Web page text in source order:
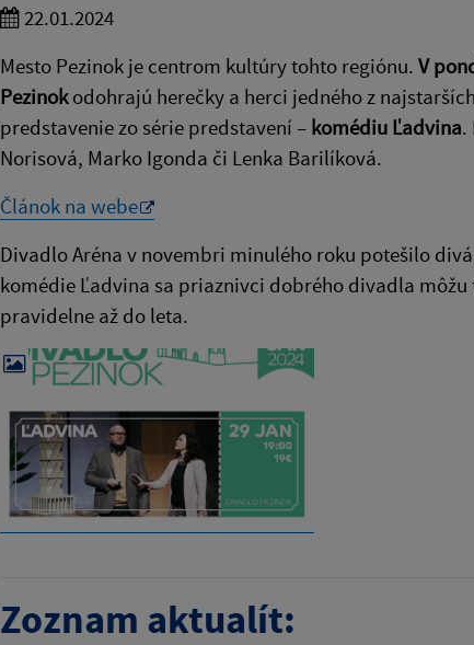
22.01.2024
Mesto Pezinok je centrom kultúry tohto regiónu. V
Pezinokodohrajú herečky a herci jedného z
predstavenie zo série predstavení – komédiu Ľadvina.
Norisová, Marko Igonda či Lenka Barilíková.
Článok na webe
Divadlo Aréna v novembri minulého roku potešilo
komédie Ľadvina sa priaznivci dobrého divadla
pravidelne až do leta.
Zoznam aktualít: